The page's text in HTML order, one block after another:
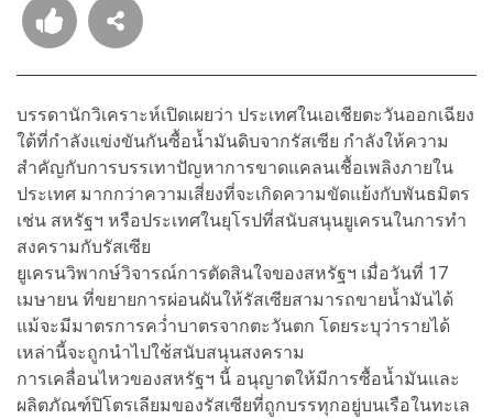
บรรดานักวิเคราะห์เปิดเผยว่า ประเทศในเอเชียตะวันออกเฉียง
ใต้ที่กำลังแข่งขันกันซื้อน้ำมันดิบจากรัสเซีย กำลังให้ความ
สำคัญกับการบรรเทาปัญหาการขาดแคลนเชื้อเพลิงภายใน
ประเทศ มากกว่าความเสี่ยงที่จะเกิดความขัดแย้งกับพันธมิตร
เช่น สหรัฐฯ หรือประเทศในยุโรปที่สนับสนุนยูเครนในการทำ
สงครามกับรัสเซีย
ยูเครนวิพากษ์วิจารณ์การตัดสินใจของสหรัฐฯ เมื่อวันที่ 17
เมษายน ที่ขยายการผ่อนผันให้รัสเซียสามารถขายน้ำมันได้
แม้จะมีมาตรการคว่ำบาตรจากตะวันตก โดยระบุว่ารายได้
เหล่านี้จะถูกนำไปใช้สนับสนุนสงคราม
การเคลื่อนไหวของสหรัฐฯ นี้ อนุญาตให้มีการซื้อน้ำมันและ
ผลิตภัณฑ์ปิโตรเลียมของรัสเซียที่ถูกบรรทุกอยู่บนเรือในทะเล